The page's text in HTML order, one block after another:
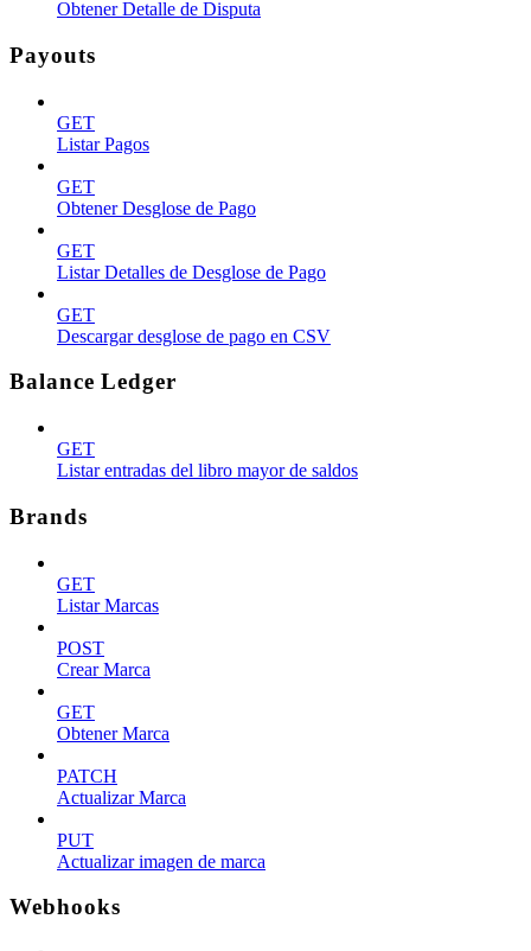
Obtener Detalle de Disputa
Payouts
GET
Listar Pagos
GET
Obtener Desglose de Pago
GET
Listar Detalles de Desglose de Pago
GET
Descargar desglose de pago en CSV
Balance Ledger
GET
Listar entradas del libro mayor de saldos
Brands
GET
Listar Marcas
POST
Crear Marca
GET
Obtener Marca
PATCH
Actualizar Marca
PUT
Actualizar imagen de marca
Webhooks